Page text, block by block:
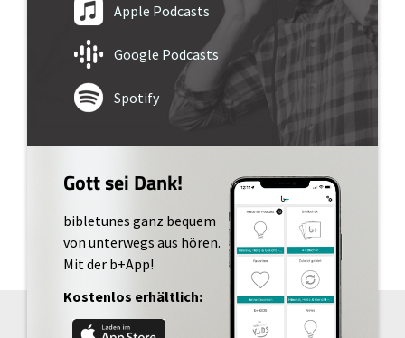
Apple Podcasts
Google Podcasts
Spotify
Gott sei Dank!
bibletunes ganz bequem
von unterwegs aus hören.
Mit der b+App!
Kostenlos erhältlich: